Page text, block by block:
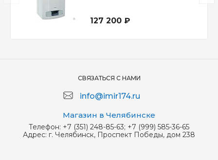
127 200 ₽
СВЯЗАТЬСЯ С НАМИ
info@imir174.ru
Магазин в Челябинске
Телефон: +7 (351) 248-85-63; +7 (999) 585-36-65
Адрес: г. Челябинск, Проспект Победы, дом 238